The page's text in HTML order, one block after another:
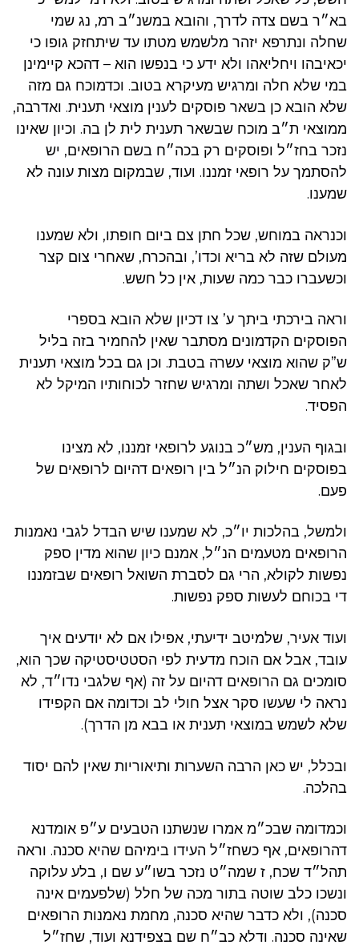
בא״ר בשם צדה לדרך, והובא במשנ״ב רמ, נג שמי
שחלה ונתרפא יזהר מלשמש מטתו עד שיתחזק גופו כי
יכאיבהו ויחליאהו ולא ידע כי בנפשו הוא – דהכא קיימינן
במי שלא חלה ומרגיש מעיקרא בטוב. וכדמוכח גם מזה
שלא הובא כן בשאר פוסקים לענין מוצאי תענית. ואדרבה,
ממוצאי ת״ב מוכח שבשאר תענית לית לן בה. וכיון שאינו
נזכר בחז״ל ופוסקים רק בכה״ח בשם הרופאים, יש
להסתמך על רופאי זמננו. ועוד, שבמקום מצות עונה לא
שמענו.
וכנראה במוחש, שכל חתן צם ביום חופתו, ולא שמענו
מעולם שזה לא בריא וכדו’, ובהכרח, שאחרי צום קצר
וכשעברו כבר כמה שעות, אין כל חשש.
וראה בירכתי ביתך ע’ צו דכיון שלא הובא בספרי
הפוסקים הקדמונים מסתבר שאין להחמיר בזה בליל
ש”ק שהוא מוצאי עשרה בטבת. וכן גם בכל מוצאי תענית
לאחר שאכל ושתה ומרגיש שחזר לכוחותיו המיקל לא
הפסיד.
ובגוף הענין, מש״כ בנוגע לרופאי זמננו, לא מצינו
בפוסקים חילוק הנ״ל בין רופאים דהיום לרופאים של
פעם.
ולמשל, בהלכות יו״כ, לא שמענו שיש הבדל לגבי נאמנות
הרופאים מטעמים הנ״ל, אמנם כיון שהוא מדין ספק
נפשות לקולא, הרי גם לסברת השואל רופאים שבזמננו
די בכוחם לעשות ספק נפשות.
ועוד אעיר, שלמיטב ידיעתי, אפילו אם לא יודעים איך
עובד, אבל אם הוכח מדעית לפי הסטטיסטיקה שכך הוא,
סומכים גם הרופאים דהיום על זה (אף שלגבי נדו״ד, לא
נראה לי שעשו סקר אצל חולי לב וכדומה אם הקפידו
שלא לשמש במוצאי תענית או בבא מן הדרך).
ובכלל, יש כאן הרבה השערות ותיאוריות שאין להם יסוד
בהלכה.
וכמדומה שבכ״מ אמרו שנשתנו הטבעים ע״פ אומדנא
דהרופאים, אף כשחז״ל העידו בימיהם שהיא סכנה. וראה
תהל״ד שכח, ז שמה״ט נזכר בשו״ע שם ו, בלע עלוקה
ונשכו כלב שוטה בתור מכה של חלל (שלפעמים אינה
סכנה), ולא כדבר שהיא סכנה, מחמת נאמנות הרופאים
שאינה סכנה. ודלא כב״ח שם בצפידנא ועוד, שחז״ל